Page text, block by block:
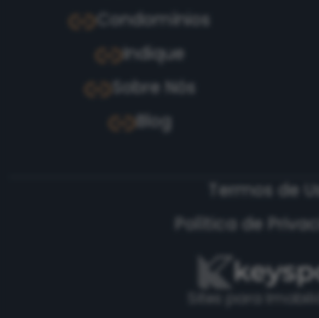
Condomínios
Indique
Sobre Nós
Blog
Termos de
Política de
Sites para